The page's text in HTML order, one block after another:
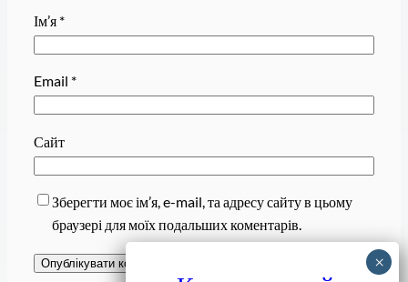
Ім’я *
Email *
Сайт
Зберегти моє ім’я, e-mail, та адресу сайту в цьому
браузері для моїх подальших коментарів.